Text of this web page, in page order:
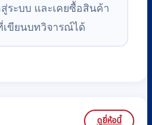
ระบบ และเคยซื้อสินค้า
ขียนบทวิจารณ์ได้
ดูยี่ห้อนี้